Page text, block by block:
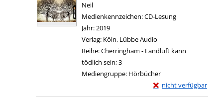
Neil
Medienkennzeichen:CD-Lesung
Jahr:2019
Verlag: Köln, Lübbe Audio
Reihe:Cherringham - Landluft kann
tödlich sein; 3
Mediengruppe: Hörbücher
nicht verfügbar
Exemplar-Details von
Zum Download von